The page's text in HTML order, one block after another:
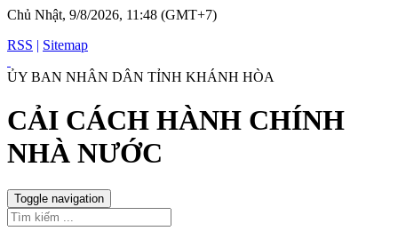
Chủ Nhật, 9/8/2026, 11:48 (GMT+7)
RSS | Sitemap
ỦY BAN NHÂN DÂN TỈNH KHÁNH HÒA
CẢI CÁCH HÀNH CHÍNH
NHÀ NƯỚC
Toggle navigation